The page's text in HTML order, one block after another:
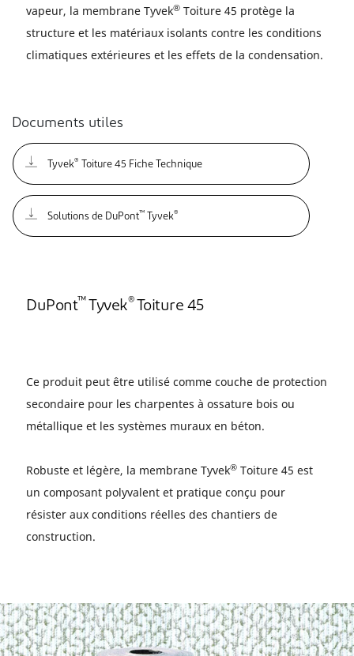
vapeur, la membrane Tyvek® Toiture 45 protège la
structure et les matériaux isolants contre les conditions
climatiques extérieures et les effets de la condensation.
Documents utiles
Tyvek® Toiture 45 Fiche Technique
Solutions de DuPont™ Tyvek®
DuPont™ Tyvek® Toiture 45
Ce produit peut être utilisé comme couche de protection
secondaire pour les charpentes à ossature bois ou
métallique et les systèmes muraux en béton.
Robuste et légère, la membrane Tyvek® Toiture 45 est
un composant polyvalent et pratique conçu pour
résister aux conditions réelles des chantiers de
construction.